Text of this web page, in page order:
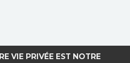
VIE PRIVÉE EST NOTRE